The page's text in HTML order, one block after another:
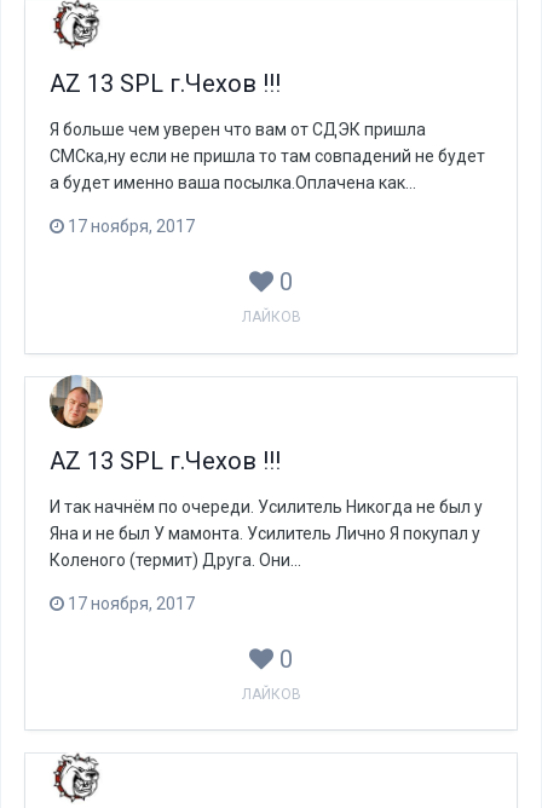
AZ 13 SPL г.Чехов !!!
Я больше чем уверен что вам от СДЭК пришла
СМСка,ну если не пришла то там совпадений не будет
а будет именно ваша посылка.Оплачена как...
17 ноября, 2017
0
ЛАЙКОВ
AZ 13 SPL г.Чехов !!!
И так начнём по очереди. Усилитель Никогда не был у
Яна и не был У мамонта. Усилитель Лично Я покупал у
Коленого (термит) Друга. Они...
17 ноября, 2017
0
ЛАЙКОВ